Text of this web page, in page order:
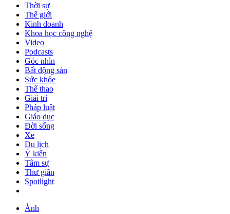
Thời sự
Thế giới
Kinh doanh
Khoa học công nghệ
Video
Podcasts
Góc nhìn
Bất động sản
Sức khỏe
Thể thao
Giải trí
Pháp luật
Giáo dục
Đời sống
Xe
Du lịch
Ý kiến
Tâm sự
Thư giãn
Spotlight
Ảnh